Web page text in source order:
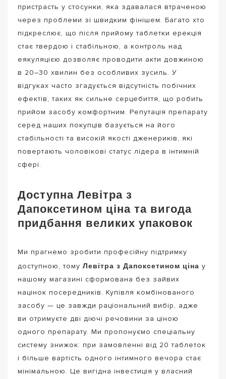
пристрасть у стосунки, яка здавалася втраченою
через проблеми зі швидким фінішем. Багато хто
підкреслює, що після прийому таблетки ерекція
стає твердою і стабільною, а контроль над
еякуляцією дозволяє проводити акти довжиною
в 20–30 хвилин без особливих зусиль. У
відгуках часто згадується відсутність побічних
ефектів, таких як сильне серцебиття, що робить
прийом засобу комфортним. Репутація препарату
серед наших покупців базується на його
стабільності та високій якості дженериків, які
повертають чоловікові статус лідера в інтимній
сфері.
Доступна Левітра з
Дапоксетином ціна та вигода
придбання великих упаковок
Ми прагнемо зробити професійну підтримку
доступною, тому Левітра з Дапоксетином ціна у
нашому магазині сформована без зайвих
націнок посередників. Купівля комбінованого
засобу — це завжди раціональний вибір, адже
ви отримуєте дві діючі речовини за ціною
одного препарату. Ми пропонуємо спеціальну
систему знижок: при замовленні від 20 таблеток
і більше вартість одного інтимного вечора стає
мінімальною. Це вигідна інвестиція у власний